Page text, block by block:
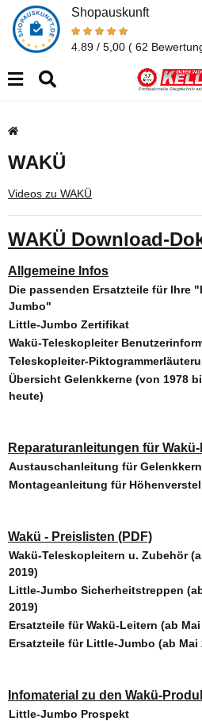
Shopauskunft
4.89 / 5,00 ( 62
WAKÜ
Videos zu WAKÜ
WAKÜ Download-
Allgemeine Infos
Die passenden Ersatzteile für Ihre
Jumbo"
Little-Jumbo Zertifikat
Wakü-Teleskopleiter
Teleskopleiter-
Übersicht Gelenkkerne (von 1978
heute)
Reparaturanleitungen für
Austauschanleitung für
Montageanleitung für
Wakü - Preislisten (PDF)
Wakü-Teleskopleitern u. Zubehör
2019)
Little-Jumbo Sicherheitstreppen
2019)
Ersatzteile für Wakü-Leitern (ab Mai
Ersatzteile für Little-Jumbo (ab Mai
Infomaterial zu den Wakü-
Little-Jumbo Prospekt